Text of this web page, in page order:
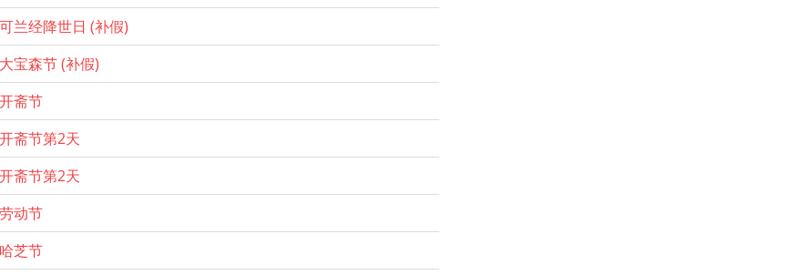
可兰经降世日 (补假)
大宝森节 (补假)
开斋节
开斋节第2天
开斋节第2天
劳动节
哈芝节